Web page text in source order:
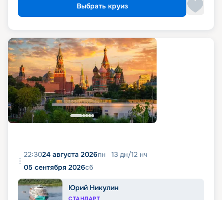
Выбрать круиз
22:3024 августа 2026пн 13 дн/12 нч
05 сентября 2026сб
Юрий Никулин